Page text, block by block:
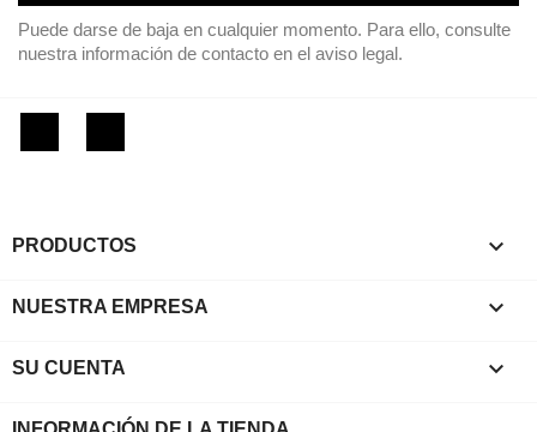
Puede darse de baja en cualquier momento. Para ello, consulte
nuestra información de contacto en el aviso legal.
PRODUCTOS 
NUESTRA EMPRESA 
SU CUENTA 